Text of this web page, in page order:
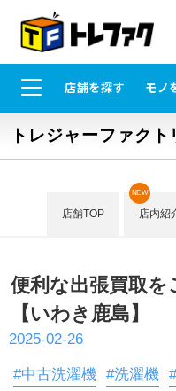
店舗を探す モノ
トレジャーファク
店舗TOP 店内紹
NEW
便利な出張買取を
【いわき鹿島】
2025-02-26
#中古洗濯機 #洗濯機